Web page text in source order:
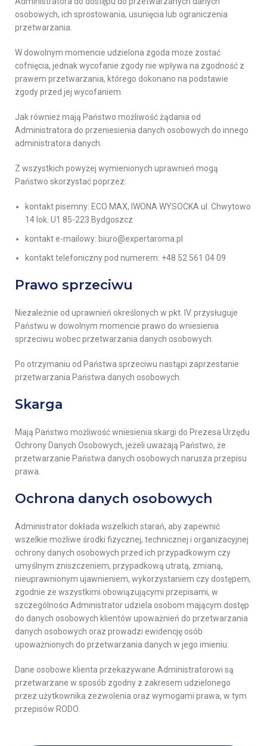
osobowych, ich sprostowania, usunięcia lub ograniczenia
przetwarzania.
W dowolnym momencie udzielona zgoda może zostać
cofnięcia, jednak wycofanie zgody nie wpływa na zgodność z
prawem przetwarzania, którego dokonano na podstawie
zgody przed jej wycofaniem.
Jak również mają Państwo możliwość żądania od
Administratora do przeniesienia danych osobowych do innego
administratora danych.
Z wszystkich powyżej wymienionych uprawnień mogą
Państwo skorzystać poprzez:
kontakt pisemny: ECO MAX, IWONA WYSOCKA ul. Chwytowo
14 lok. U1 85-223 Bydgoszcz
kontakt e-mailowy: biuro@expertaroma.pl
kontakt telefoniczny pod numerem: +48 52 561 04 09
Prawo sprzeciwu
Niezależnie od uprawnień określonych w pkt. IV. przysługuje
Państwu w dowolnym momencie prawo do wniesienia
sprzeciwu wobec przetwarzania danych osobowych.
Po otrzymaniu od Państwa sprzeciwu nastąpi zaprzestanie
przetwarzania Państwa danych osobowych.
Skarga
Mają Państwo możliwość wniesienia skargi do Prezesa Urzędu
Ochrony Danych Osobowych, jeżeli uważają Państwo, że
przetwarzanie Państwa danych osobowych narusza przepisu
prawa.
Ochrona danych osobowych
Administrator dokłada wszelkich starań, aby zapewnić
wszelkie możliwe środki fizycznej, technicznej i organizacyjnej
ochrony danych osobowych przed ich przypadkowym czy
umyślnym zniszczeniem, przypadkową utratą, zmianą,
nieuprawnionym ujawnieniem, wykorzystaniem czy dostępem,
zgodnie ze wszystkimi obowiązującymi przepisami, w
szczególności Administrator udziela osobom mającym dostęp
do danych osobowych klientów upoważnień do przetwarzania
danych osobowych oraz prowadzi ewidencję osób
upoważnionych do przetwarzania danych w jego imieniu.
Dane osobowe klienta przekazywane Administratorowi są
przetwarzane w sposób zgodny z zakresem udzielonego
przez użytkownika zezwolenia oraz wymogami prawa, w tym
przepisów RODO.